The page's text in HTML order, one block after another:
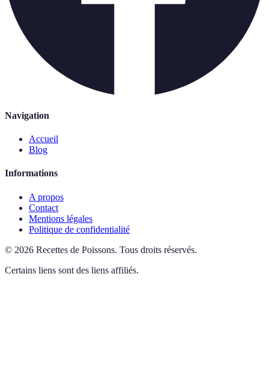
Navigation
Accueil
Blog
Informations
A propos
Contact
Mentions légales
Politique de confidentialité
© 2026 Recettes de Poissons. Tous droits réservés.
Certains liens sont des liens affiliés.